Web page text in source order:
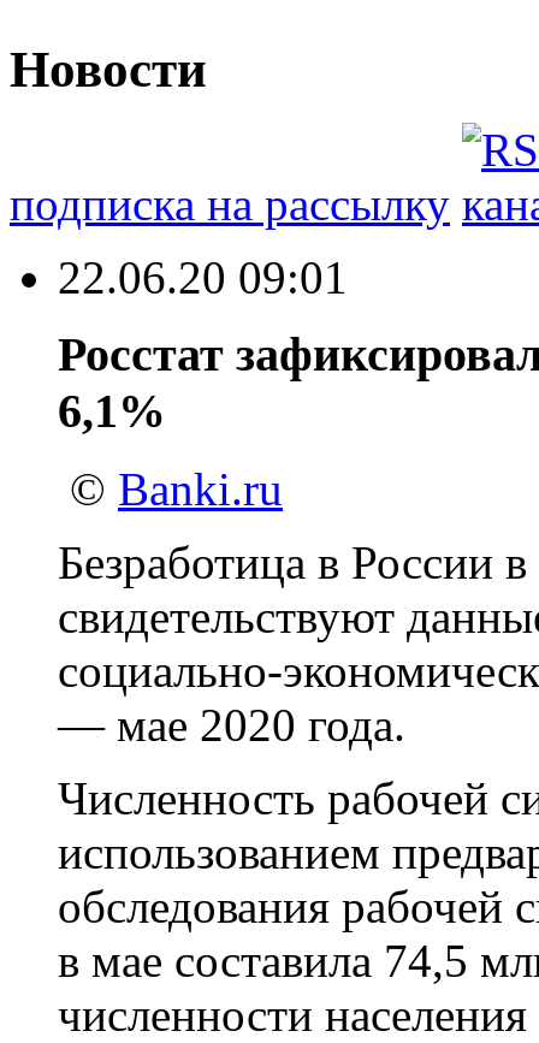
Новости
подписка на рассылку
22.06.20 09:01
Росстат
6,1%
© Banki.ru
Безработица в России
свидетельствуют
социально-
— мае 2020 года.
Численность рабочей
использованием
обследования рабочей
в мае составила 74,5
численности